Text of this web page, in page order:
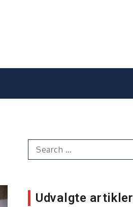
Search
for:
Udvalgte artikler